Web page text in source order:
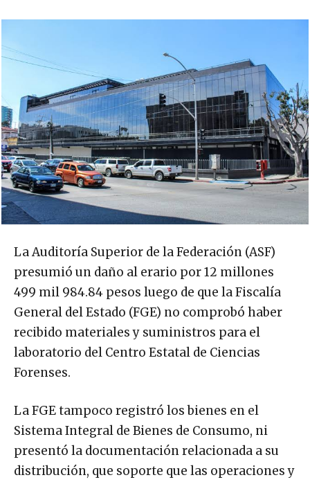
La Auditoría Superior de la Federación (ASF)
presumió un daño al erario por 12 millones
499 mil 984.84 pesos luego de que la Fiscalía
General del Estado (FGE) no comprobó haber
recibido materiales y suministros para el
laboratorio del Centro Estatal de Ciencias
Forenses.
La FGE tampoco registró los bienes en el
Sistema Integral de Bienes de Consumo, ni
presentó la documentación relacionada a su
distribución, que soporte que las operaciones y